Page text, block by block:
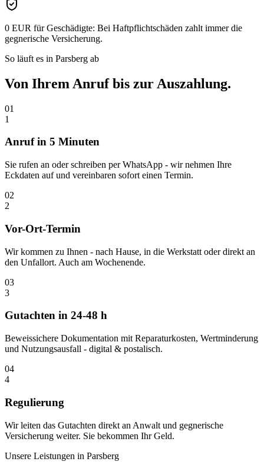
0 EUR für Geschädigte: Bei Haftpflichtschäden zahlt immer die
gegnerische Versicherung.
So läuft es in Parsberg ab
Von Ihrem Anruf bis zur Auszahlung.
01
1
Anruf in 5 Minuten
Sie rufen an oder schreiben per WhatsApp - wir nehmen Ihre
Eckdaten auf und vereinbaren sofort einen Termin.
02
2
Vor-Ort-Termin
Wir kommen zu Ihnen - nach Hause, in die Werkstatt oder direkt an
den Unfallort. Auch am Wochenende.
03
3
Gutachten in 24-48 h
Beweissichere Dokumentation mit Reparaturkosten, Wertminderung
und Nutzungsausfall - digital & postalisch.
04
4
Regulierung
Wir leiten das Gutachten direkt an Anwalt und gegnerische
Versicherung weiter. Sie bekommen Ihr Geld.
Unsere Leistungen in Parsberg